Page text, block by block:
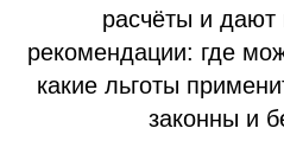
расчёты и дают
рекомендации: где
какие льготы
законны и